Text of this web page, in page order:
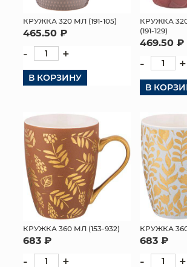
ТОРГОВЫЙ ЦЕНТР
ОПТОВЫМ КЛИЕНТАМ
ДОСТАВКА И ОПЛАТА
КОНТАКТЫ
КРУЖКА 320 МЛ (191-105)
465.50 ₽
- +
В КОРЗИНУ
КРУЖКА
(191-129)
469.50 ₽
- +
В
КРУЖКА 360 МЛ (153-932)
683 ₽
- +
КРУЖКА
683 ₽
- +